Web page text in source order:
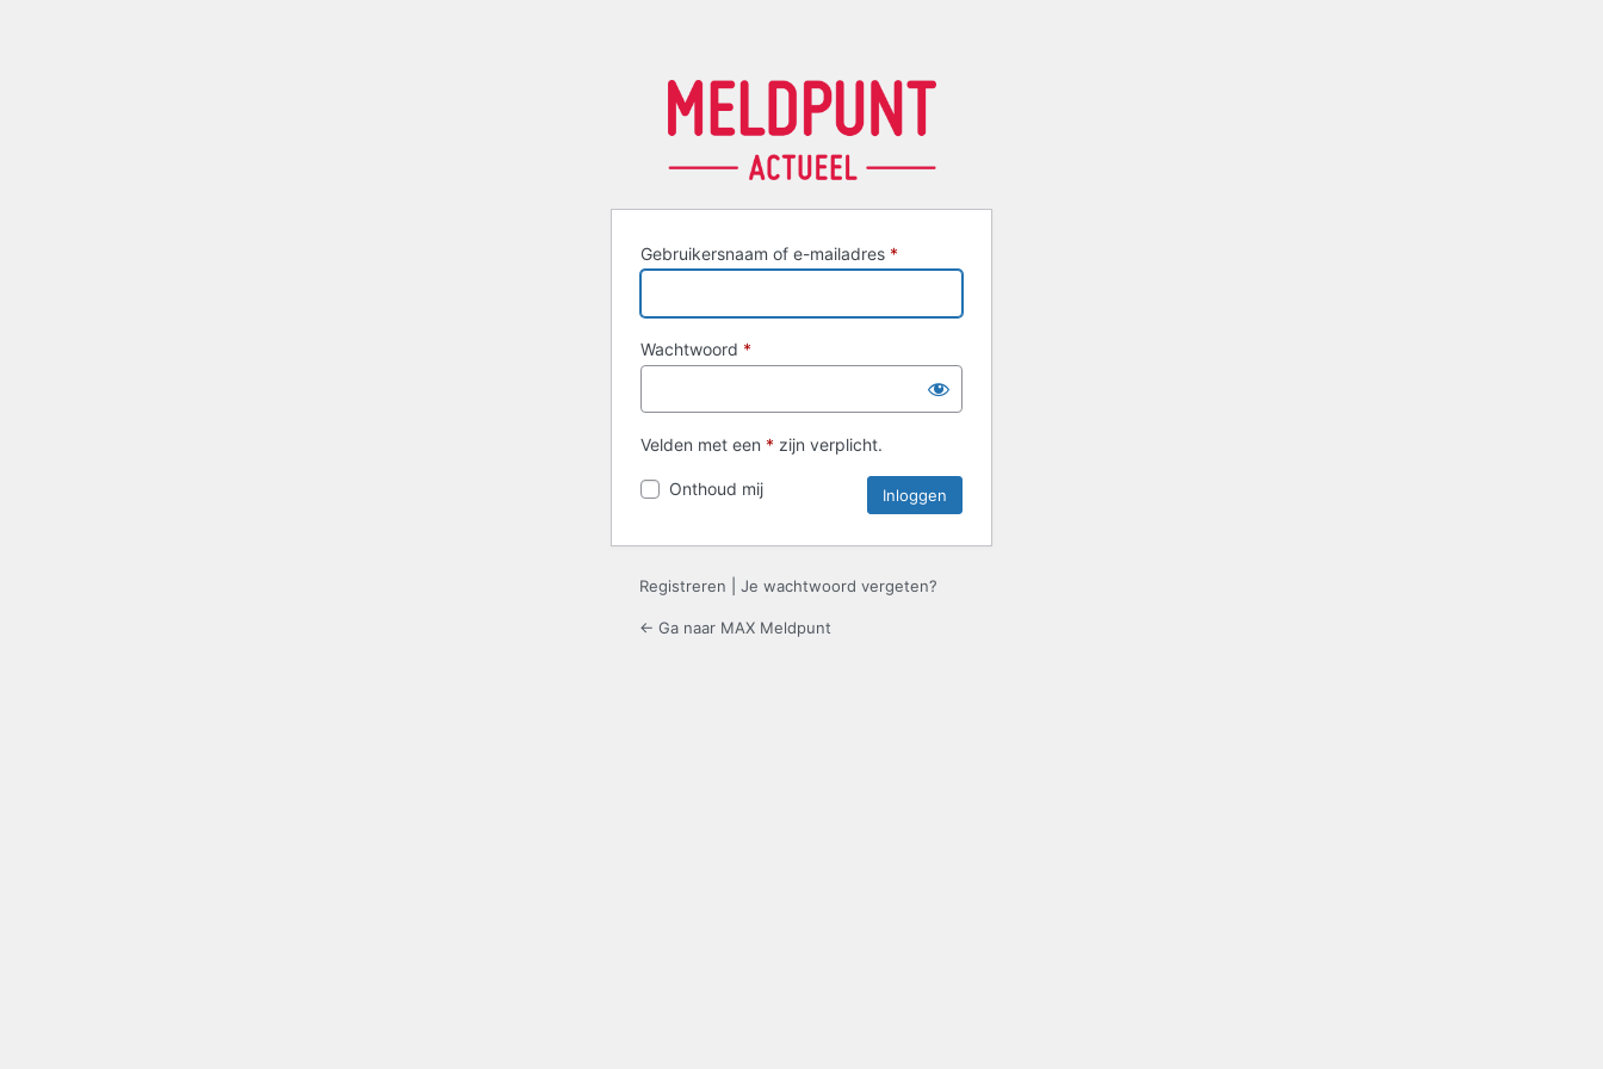
Gebruikersnaam of e-mailadres *
Wachtwoord *
Velden met een * zijn verplicht.
Onthoud mij
Registreren Je wachtwoord vergeten?
← Ga naar MAX Meldpunt